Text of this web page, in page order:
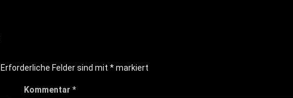
Erforderliche Felder sind mit *markiert
Kommentar *